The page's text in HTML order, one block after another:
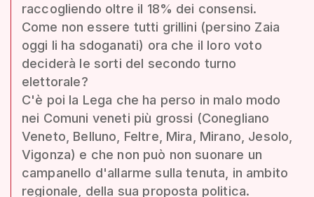
raccogliendo oltre il 18% dei consensi.
Come non essere tutti grillini (persino Zaia
oggi li ha sdoganati) ora che il loro voto
deciderà le sorti del secondo turno
elettorale?
C'è poi la Lega che ha perso in malo modo
nei Comuni veneti più grossi (Conegliano
Veneto, Belluno, Feltre, Mira, Mirano, Jesolo,
Vigonza) e che non può non suonare un
campanello d'allarme sulla tenuta, in ambito
regionale, della sua proposta politica.